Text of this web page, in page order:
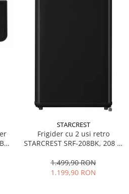
STARCREST
Frigider cu 2 usi retro
STARCREST SRF-208BK, 208 L,
Iluminare LED, Termostat
Reglabil, H 147 cm, Negru
1.499,90 RON
1.199,90 RON